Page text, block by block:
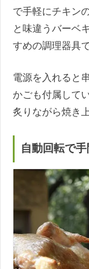
で手軽にチキン
と味違うバーベ
すめの調理器具で
電源を入れると
かごも付属して
炙りながら焼き
自動回転で